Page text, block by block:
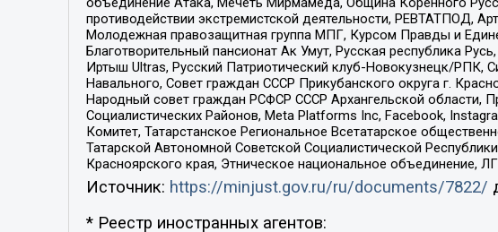
противодействии экстремистской деятельности, РЕВТАТПОД,
Молодежная правозащитная группа МПГ, Курсом Правды и
Благотворительный пансионат Ак Умут, Русская республика
Иртыш Ultras, Русский Патриотический клуб-Новокузнецк/
Навального, Совет граждан СССР Прикубанского округа г.
Народный совет граждан РСФСР СССР Архангельской области,
Социалистических Районов, Meta Platforms Inc, Facebook,
Комитет, Татарстанское Региональное Всетатарское
Татарской Автономной Советской Социалистической
Красноярского края, Этническое национальное объединение,
Источник: https://minjust.gov.ru/ru/documents/7822/
* Реестр иностранных агентов: